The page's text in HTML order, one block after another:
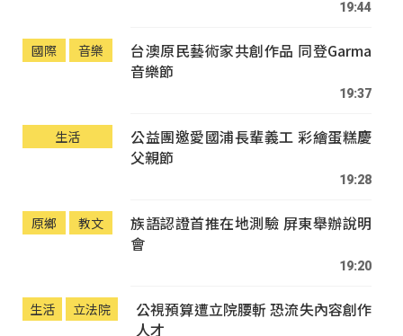
19:44
國際 音樂
台澳原民藝術家共創作品 同登Garma
音樂節
19:37
生活
公益團邀愛國浦長輩義工 彩繪蛋糕慶
父親節
19:28
原鄉 教文
族語認證首推在地測驗 屏東舉辦說明
會
19:20
生活 立法院
公視預算遭立院腰斬 恐流失內容創作
人才